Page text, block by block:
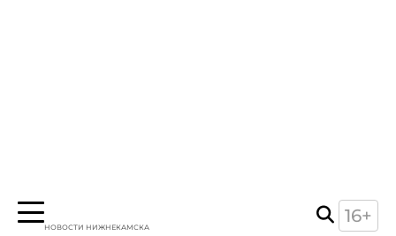
НОВОСТИ НИЖНЕКАМСКА
16+